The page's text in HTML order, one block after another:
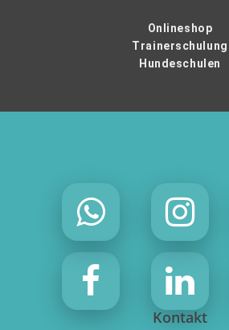
Onlineshop
Trainerschulung
Hundeschulen
Kontakt